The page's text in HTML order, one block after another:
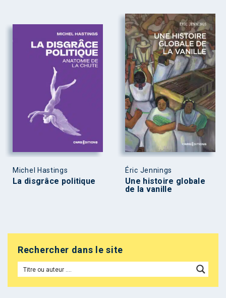
Michel Hastings
La disgrâce politique
Éric Jennings
Une histoire globale
de la vanille
Rechercher dans le site